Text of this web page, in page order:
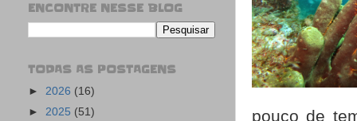
pouco de
ENCONTRE NESSE BLOG
TODAS AS POSTAGENS
► 2026 (16)
► 2025 (51)